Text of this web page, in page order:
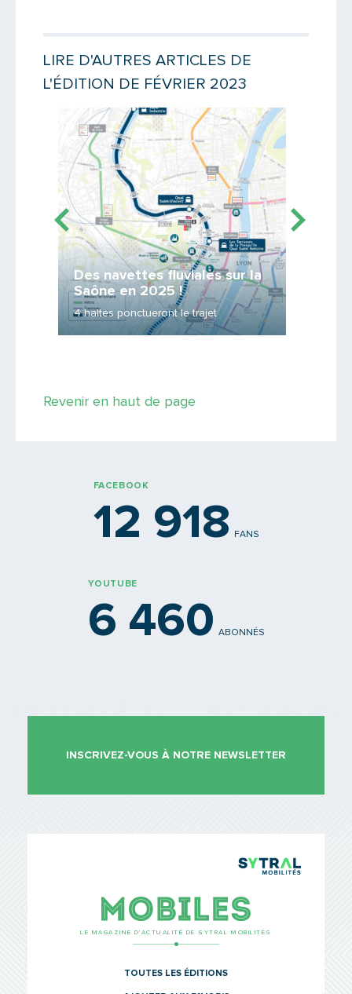
Message
LIRE D'AUTRES ARTICLES DE
L'ÉDITION DE FÉVRIER 2023
Lire la suite
Des navettes fluviales sur la
Saône en 2025 !
4 haltes ponctueront le trajet
Revenir en haut de page
FACEBOOK
12 918 FANS
YOUTUBE
6 460 ABONNÉS
INSCRIVEZ-VOUS À NOTRE NEWSLETTER
LE MAGAZINE D’ACTUALITÉ DE SYTRAL MOBILITÉS
TOUTES LES ÉDITIONS